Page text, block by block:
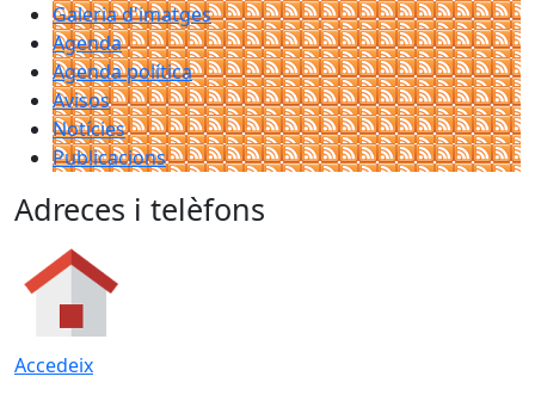
Galeria d'imatges
Agenda
Agenda política
Avisos
Notícies
Publicacions
Adreces i telèfons
Accedeix